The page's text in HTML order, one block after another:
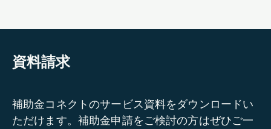
資料請求
補助金コネクトのサービス資料をダウンロードい
ただけます。補助金申請をご検討の方はぜひご一